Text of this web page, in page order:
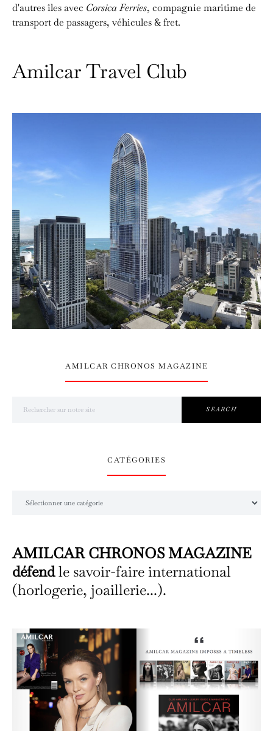
d'autres îles avec Corsica Ferries, compagnie maritime de
transport de passagers, véhicules & fret.
Amilcar Travel Club
AMILCAR CHRONOS MAGAZINE
SEARCH
CATÉGORIES
AMILCAR CHRONOS MAGAZINE
défendle savoir-faire international
(horlogerie, joaillerie...).